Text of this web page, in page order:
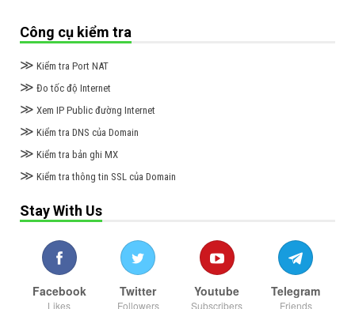
Công cụ kiểm tra
≫ Kiểm tra Port NAT
≫ Đo tốc độ Internet
≫ Xem IP Public đường Internet
≫ Kiểm tra DNS của Domain
≫ Kiểm tra bản ghi MX
≫ Kiểm tra thông tin SSL của Domain
Stay With Us
Facebook
Likes
Twitter
Followers
Youtube
Subscribers
Telegram
Friends